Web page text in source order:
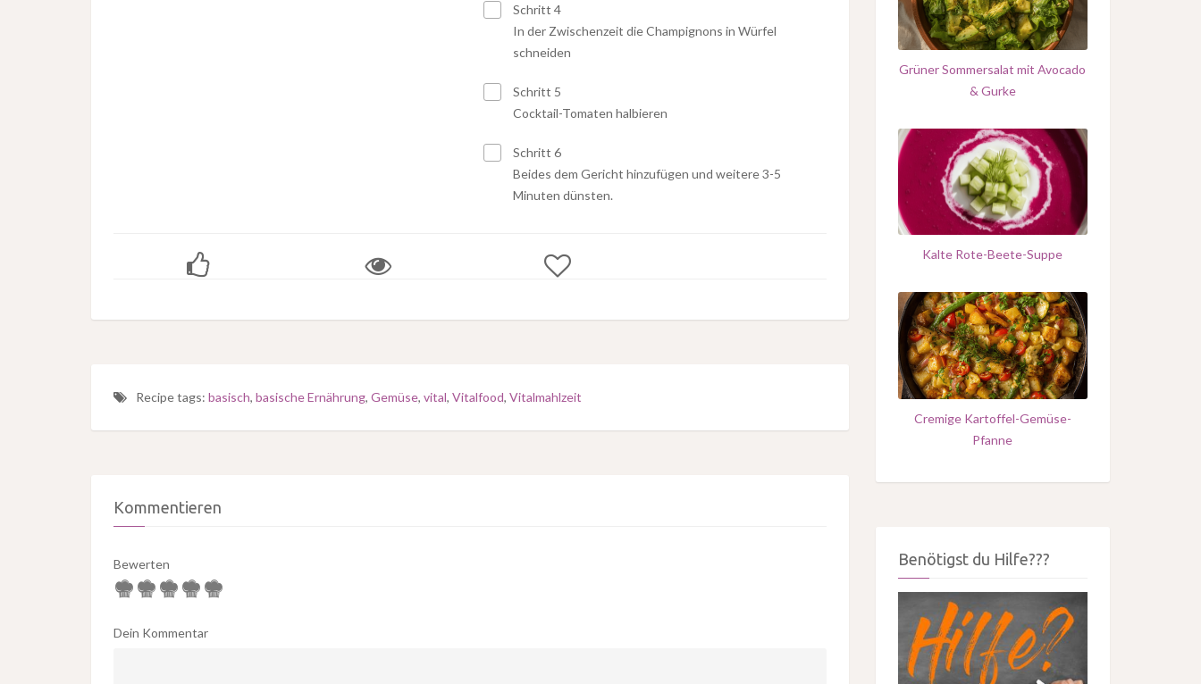
Schritt 4
In der Zwischenzeit die Champignons in Würfel
schneiden
Schritt 5
Cocktail-Tomaten halbieren
Schritt 6
Beides dem Gericht hinzufügen und weitere 3-5
Minuten dünsten.
Recipe tags: basisch, basische Ernährung, Gemüse, vital, Vitalfood, Vitalmahlzeit
Kommentieren
Bewerten
Dein Kommentar
Grüner Sommersalat mit Avocado
& Gurke
Kalte Rote-Beete-Suppe
Cremige Kartoffel-Gemüse-
Pfanne
Benötigst du Hilfe???